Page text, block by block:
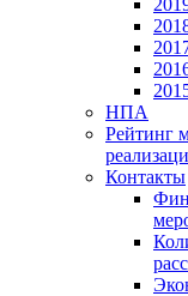
НПА
Рейтинг
Контакты